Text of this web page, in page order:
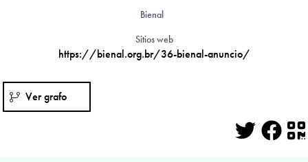
Bienal
Sitios web
https://bienal.org.br/36-bienal-anuncio/
Ver grafo